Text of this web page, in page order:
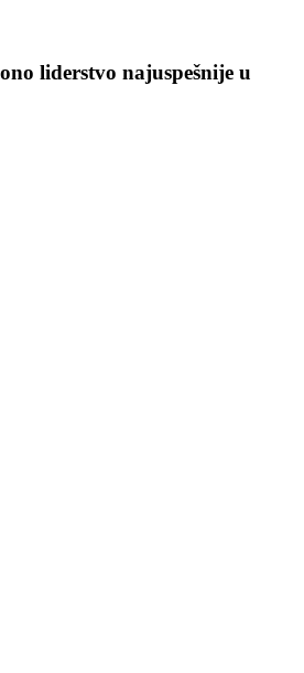
liderstvo najuspešnije u